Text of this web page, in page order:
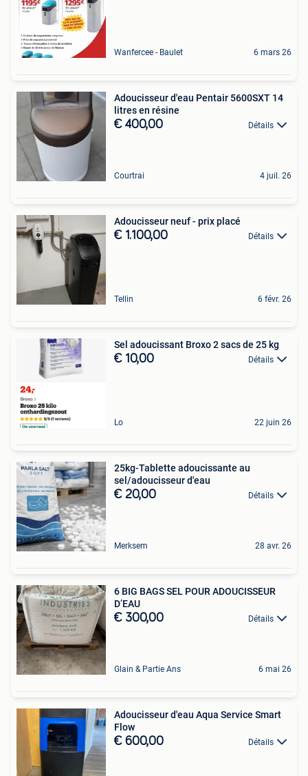
Wanfercee - Baulet 6 mars 26
Adoucisseur d'eau Pentair 5600SXT 14
litres en résine
€ 400,00 Détails
Courtrai 4 juil. 26
Adoucisseur neuf - prix placé
€ 1.100,00 Détails
Tellin 6 févr. 26
Sel adoucissant Broxo 2 sacs de 25 kg
€ 10,00 Détails
Lo 22 juin 26
25kg-Tablette adoucissante au
sel/adoucisseur d'eau
€ 20,00 Détails
Merksem 28 avr. 26
6 BIG BAGS SEL POUR ADOUCISSEUR
D’EAU
€ 300,00 Détails
Glain & Partie Ans 6 mai 26
Adoucisseur d'eau Aqua Service Smart
Flow
€ 600,00 Détails